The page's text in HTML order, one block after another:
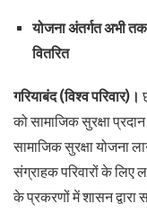
योजना अंतर्गत अभी
वितरित
गरियाबंद (विश्व परिवार)।
को सामाजिक सुरक्षा
सामाजिक सुरक्षा योजना
संग्राहक परिवारों के लिए
के प्रकरणों में शासन द्वारा